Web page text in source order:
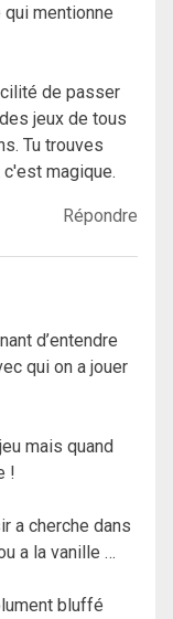
mentionne
de passer
jeux de tous
Tu trouves
magique.
Répondre
d’entendre
qui on a jouer
mais quand
!
a cherche dans
a la vanille …
bluffé